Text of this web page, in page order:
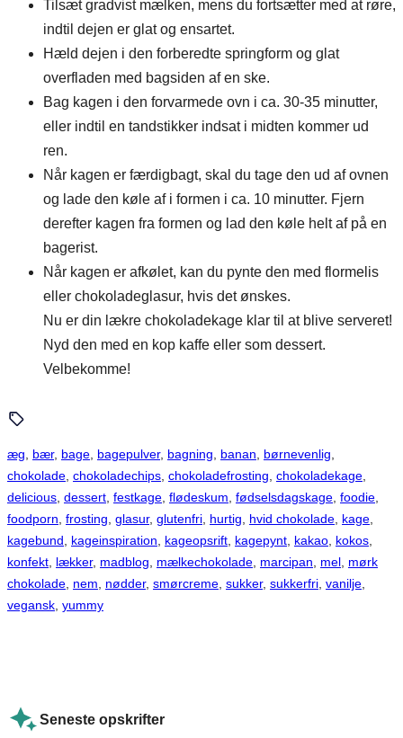
Tilsæt gradvist mælken, mens du fortsætter med at røre,
indtil dejen er glat og ensartet.
Hæld dejen i den forberedte springform og glat
overfladen med bagsiden af en ske.
Bag kagen i den forvarmede ovn i ca. 30-35 minutter,
eller indtil en tandstikker indsat i midten kommer ud
ren.
Når kagen er færdigbagt, skal du tage den ud af ovnen
og lade den køle af i formen i ca. 10 minutter. Fjern
derefter kagen fra formen og lad den køle helt af på en
bagerist.
Når kagen er afkølet, kan du pynte den med flormelis
eller chokoladeglasur, hvis det ønskes.
Nu er din lækre chokoladekage klar til at blive serveret!
Nyd den med en kop kaffe eller som dessert.
Velbekomme!
æg bær, bage bagepulver, bagning banan børnevenlig
chokolade chokoladechips chokoladefrosting chokoladekage
delicious dessert festkage flødeskum fødselsdagskage foodie
foodporn frosting glasur, glutenfri hurtig hvid chokolade kage
kagebund
kageinspiration kageopsrift kagepynt kakao kokos
konfekt lækker, madblog mælkechokolade marcipan mel mørk
chokolade nem nødder, smørcreme sukker, sukkerfri vanilje
vegansk yummy
Seneste opskrifter